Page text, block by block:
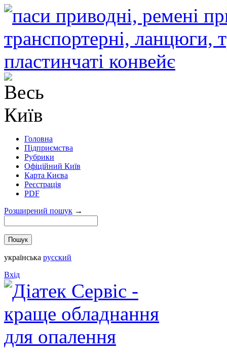
Головна
Підприємства
Рубрики
Офіційний Київ
Карта Києва
Реєстрація
PDF
Розширений пошук →
українська русский
Вхід